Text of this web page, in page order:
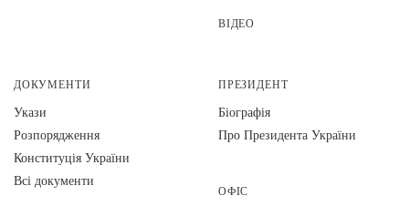
ВІДЕО
ДОКУМЕНТИ
Укази
Розпорядження
Конституція України
Всі документи
ПРЕЗИДЕНТ
Біографія
Про Президента України
ОФІС